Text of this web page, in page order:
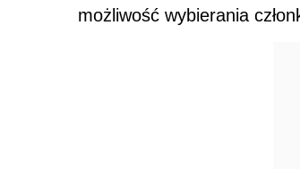
możliwość wybierania